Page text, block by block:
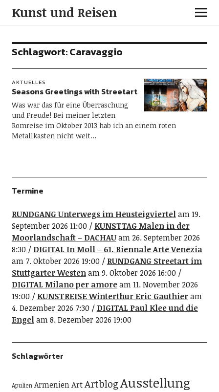
Kunst und Reisen
Schlagwort:Caravaggio
AKTUELLES
Seasons Greetings with Streetart
Was war das für eine Überraschung
und Freude! Bei meiner letzten
Romreise im Oktober 2013 hab ich an einem roten
Metallkasten nicht weit…
Termine
RUNDGANG Unterwegs im Heusteigviertelam 19.
September 2026 11:00
KUNSTTAG Malen in der
Moorlandschaft – DACHAUam 26. September 2026
8:30
DIGITAL In Moll – 61. Biennale Arte Venezia
am 7. Oktober 2026 19:00
RUNDGANG Streetart im
Stuttgarter Westenam 9. Oktober 2026 16:00
DIGITAL Milano per amoream 11. November 2026
19:00
KUNSTREISE Winterthur Eric Gauthieram
4. Dezember 2026 7:30
DIGITAL Paul Klee und die
Engelam 8. Dezember 2026 19:00
Schlagwörter
Apulien ArmenienArtArtblogAusstellung